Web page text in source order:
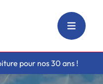
pour nos 30 ans !